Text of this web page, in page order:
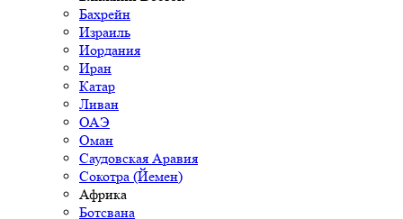
Бахрейн
Израиль
Иордания
Иран
Катар
Ливан
ОАЭ
Оман
Саудовская Аравия
Сокотра (Йемен)
Африка
Ботсвана